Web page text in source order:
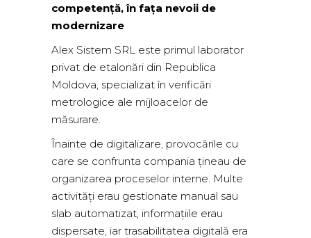
competență, în fața nevoii de
modernizare
Alex Sistem SRL este primul laborator
privat de etalonări din Republica
Moldova, specializat în verificări
metrologice ale mijloacelor de
măsurare.
Înainte de digitalizare, provocările cu
care se confrunta compania țineau de
organizarea proceselor interne. Multe
activități erau gestionate manual sau
slab automatizat, informațiile erau
dispersate, iar trasabilitatea digitală era